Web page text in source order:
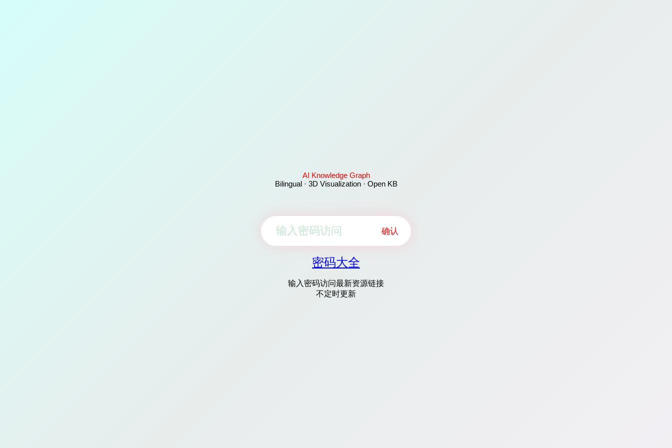
AI Knowledge Graph
Bilingual · 3D Visualization · Open KB
确认
密码大全
输入密码访问最新资源链接
不定时更新